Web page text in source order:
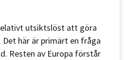
utsiktslöst att göra
här är primärt en fråga
Resten av Europa förstår